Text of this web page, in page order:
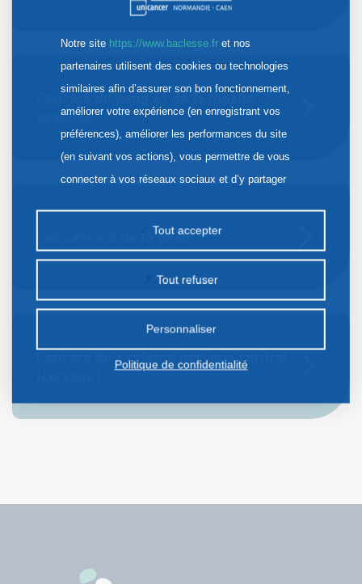
Cancers du sang et de la moelle
osseuse
Les cancers de la peau
Cancers du système nerveux central
Notre site https://www.baclesse.fret nos
partenaires utilisent des cookies ou technologies
similaires afin d’assurer son bon fonctionnement,
améliorer votre expérience (en enregistrant vos
préférences), améliorer les performances du site
(en suivant vos actions), vous permettre de vous
connecter à vos réseaux sociaux et d’y partager
la publicité personnalisée sur notre site ou ceux de
nos partenaires. Certains traceurs non classés
préalable.
Tout accepter
Tout refuser
Personnaliser
Politique de confidentialité